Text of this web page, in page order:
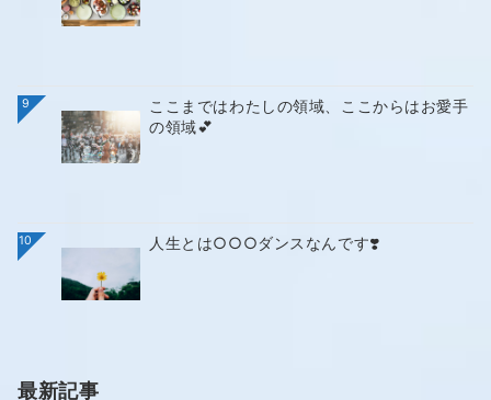
9
ここまではわたしの領域、ここからはお愛手
の領域💕
10 人生とは○○○ダンスなんです❣️
最新記事